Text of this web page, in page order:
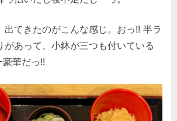
出てきたのがこんな感じ。おっ!! 半ラ
があって、小鉢が三つも付いている
華だっ!!